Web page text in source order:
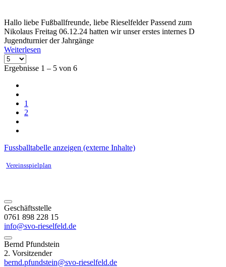
Hallo liebe Fußballfreunde, liebe Rieselfelder Passend zum
Nikolaus Freitag 06.12.24 hatten wir unser erstes internes D
Jugendturnier der Jahrgänge
Weiterlesen
Ergebnisse 1 – 5 von 6
1
2
Fussballtabelle anzeigen (externe Inhalte)
Vereinsspielplan
Geschäftsstelle
0761 898 228 15
info@svo-rieselfeld.de
Bernd Pfundstein
2. Vorsitzender
bernd.pfundstein@svo-rieselfeld.de